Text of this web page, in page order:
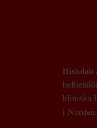
Histolab
kliniska
i Norden.